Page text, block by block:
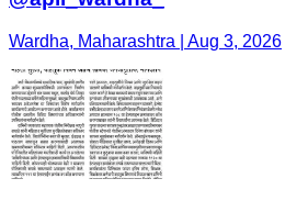
Wardha, Maharashtra | Aug 3, 2026